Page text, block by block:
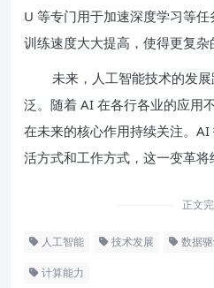
U 等专门用于加速深度学习等
训练速度大大提高，使得更复杂
未来，人工智能技术的发
泛。随着 AI 在各行各业的应用
在未来的核心作用持续关注。
活方式和工作方式，这一变革将
正文完
人工智能 技术发展 数据
计算能力